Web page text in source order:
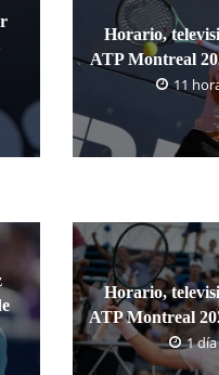
Horario,
ATP Montreal
11
Horario,
ATP Montreal
1